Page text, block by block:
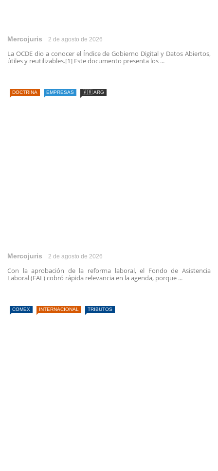
Mercojuris 2 de agosto de 2026
La OCDE dio a conocer el Índice de Gobierno Digital y Datos Abiertos,
útiles y reutilizables.[1] Este documento presenta los ...
DOCTRINA EMPRESAS 🇦🇷 ARG
Mercojuris 2 de agosto de 2026
Con la aprobación de la reforma laboral, el Fondo de Asistencia
Laboral (FAL) cobró rápida relevancia en la agenda, porque ...
COMEX INTERNACIONAL TRIBUTOS